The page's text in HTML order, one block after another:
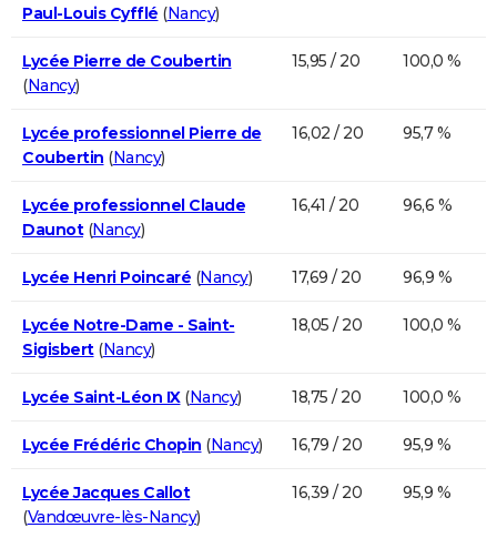
Paul-Louis Cyfflé (Nancy)
Lycée Pierre de Coubertin
(Nancy)
15,95 / 20 100,0 %
Lycée professionnel Pierre de
Coubertin (Nancy)
16,02 / 20 95,7 %
Lycée professionnel Claude
Daunot(Nancy)
16,41 / 20 96,6 %
Lycée Henri Poincaré (Nancy) 17,69 / 20 96,9 %
Lycée Notre-Dame - Saint-
Sigisbert(Nancy)
18,05 / 20 100,0 %
Lycée Saint-Léon IX(Nancy) 18,75 / 20 100,0 %
Lycée Frédéric Chopin (Nancy) 16,79 / 20 95,9 %
Lycée Jacques Callot
(Vandœuvre-lès-Nancy)
16,39 / 20 95,9 %